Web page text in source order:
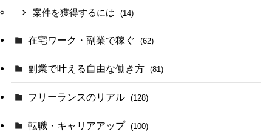
案件を獲得するには (14)
在宅ワーク・副業で稼ぐ (62)
副業で叶える自由な働き方 (81)
フリーランスのリアル (128)
転職・キャリアアップ (100)